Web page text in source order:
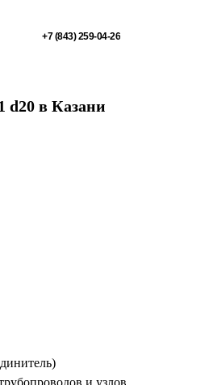
+7 (843) 259-04-26
d20 в Казани
и узлов